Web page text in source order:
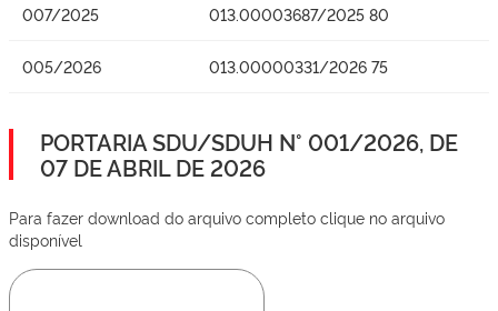
007/2025 013.00003687/2025 80
005/2026 013.00000331/2026 75
PORTARIA SDU/SDUH N° 001/2026, DE
07 DE ABRIL DE 2026
Para fazer download do arquivo completo clique no arquivo
disponível